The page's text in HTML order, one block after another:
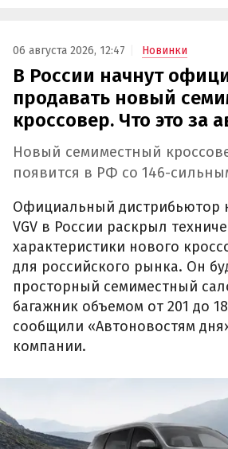
06 августа 2026, 12:47 Новинки
В России начнут
продавать новый
кроссовер. Что это за
Новый семиместный
появится в РФ со 146-
Официальный дистрибьютор
VGV в России раскрыл
характеристики нового
для российского рынка. Он
просторный семиместный
багажник объемом от 201 до
сообщили «Автоновостям
компании.